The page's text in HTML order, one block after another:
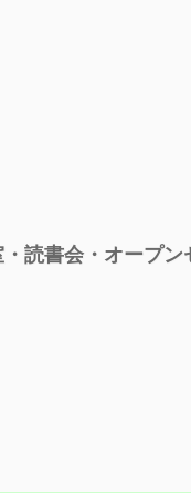
読書会・オープン